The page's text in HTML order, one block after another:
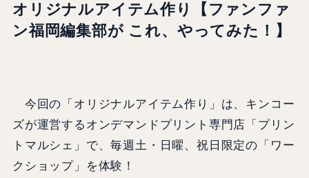
オリジナルアイテム作り【ファンファ
ン福岡編集部が これ、やってみた！】
今回の「オリジナルアイテム作り」は、キンコー
ズが運営するオンデマンドプリント専門店「プリン
トマルシェ」で、毎週土・日曜、祝日限定の「ワー
クショップ」を体験！